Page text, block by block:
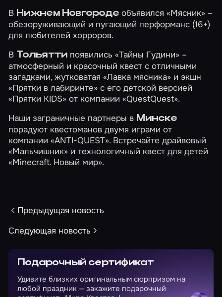
В Нижнем Новгородеобъявился «Мясник»–
обезоруживающий и пугающий перформанс (16+)
для любителей хорроров.
В Тольятти появились«Тайны Гудини» –
атмосферный и красочный квест с отличными
загадками, жутковатая«Лавка мясника» и экшн
«Прятки в лабиринте» с его детской версией
«Прятки KIDS» от компании «QuestQuest».
Наши заграничные партнеры в Минске
порадуют квестоманов двумя играми от
компании «ANTI-QUEST». Встречайте драйвовый
«Мальчишник» и технологичный квест для детей
«Minecraft. Новый мир».
Предыдущая новость
Следующая новость
Подарочный сертификат
Удивите близких оригинальным сюрпризом на
любой праздник — закажите подарочный